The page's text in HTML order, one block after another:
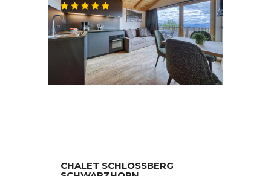
CHALET SCHLOSSBERG